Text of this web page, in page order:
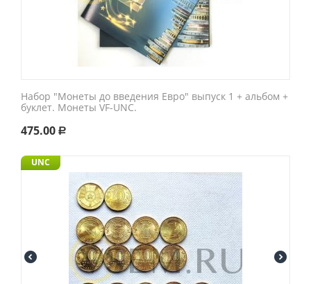
Набор "Монеты до введения Евро" выпуск 1 + альбом +
буклет. Монеты VF-UNC.
475.00 Р
UNC